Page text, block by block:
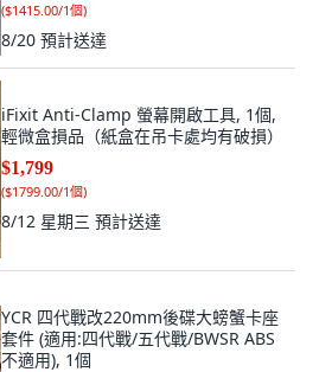
($1415.00/1個)
8/20 預計送達
iFixit Anti-Clamp 螢幕開啟工具, 1個,
輕微盒損品（紙盒在吊卡處均有破損）
$1,799
($1799.00/1個)
8/12 星期三 預計送達
YCR 四代戰改220mm後碟大螃蟹卡座
套件 (適用:四代戰/五代戰/BWSR ABS
不適用), 1個